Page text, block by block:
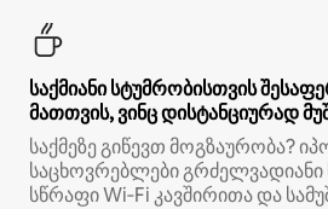
საქმიანი სტუმრობისთვის
მათთვის, ვინც დისტანციურად
საქმეზე გიწევთ მოგზაურობა?
საცხოვრებლები გრძელვადიანი
სწრაფი Wi‑Fi კავშირითა და